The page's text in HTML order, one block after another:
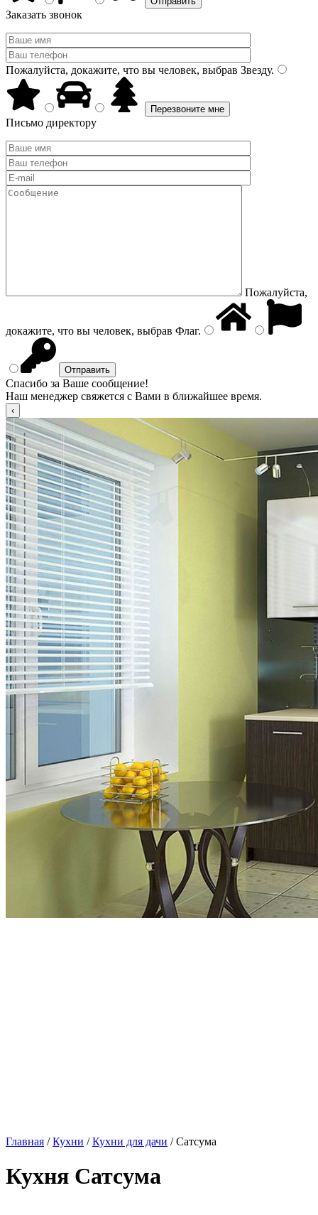
Заказать звонок
Пожалуйста, докажите, что вы человек, выбрав Звезду.
Письмо директору
Пожалуйста,
докажите, что вы человек, выбрав Флаг.
Спасибо за Ваше сообщение!
Наш менеджер свяжется с Вами в ближайшее время.
Главная /Кухни /Кухни для дачи / Сатсума
Кухня Сатсума